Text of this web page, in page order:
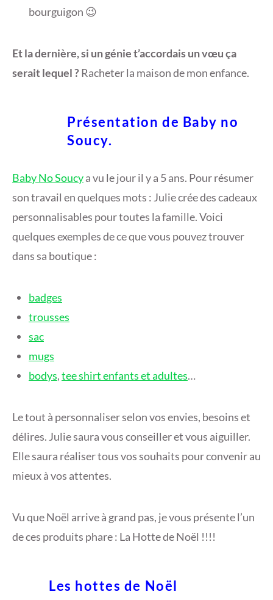
bourguigon 😉
Et la dernière, si un génie t’accordais un vœu ça
serait lequel ?Racheter la maison de mon enfance.
Présentation de Baby no
Soucy.
Baby No Soucya vu le jour il y a 5 ans. Pour résumer
son travail en quelques mots : Julie crée des cadeaux
personnalisables pour toutes la famille. Voici
quelques exemples de ce que vous pouvez trouver
dans sa boutique :
badges
trousses
sac
mugs
bodys,tee shirt enfants et adultes…
Le tout à personnaliser selon vos envies, besoins et
délires. Julie saura vous conseiller et vous aiguiller.
Elle saura réaliser tous vos souhaits pour convenir au
mieux à vos attentes.
Vu que Noël arrive à grand pas, je vous présente l’un
de ces produits phare : La Hotte de Noël !!!!
Les hottes de Noël